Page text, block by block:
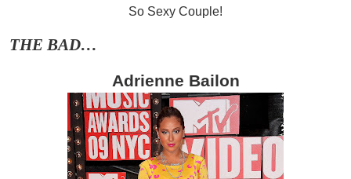
So Sexy Couple!
THE BAD…
Adrienne Bailon